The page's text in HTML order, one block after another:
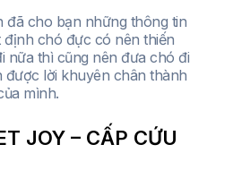
đã cho bạn những thông tin
chó đực có nên thiến
nữa thì cũng nên đưa chó đi
được lời khuyên chân thành
mình.
JOY – CẤP CỨU